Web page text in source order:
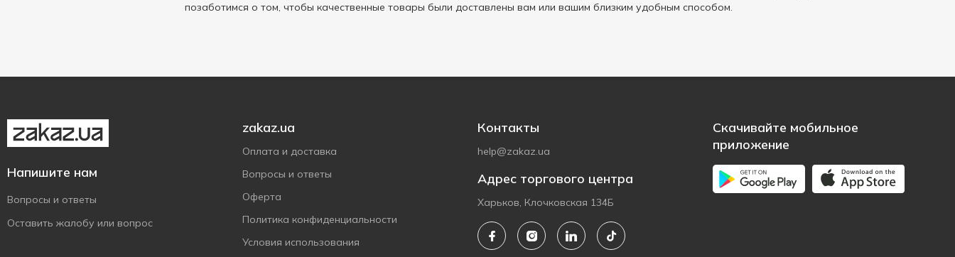
позаботимся о том, чтобы качественные товары были доставлены вам или вашим близким удобным способом.
Напишите нам
Вопросы и ответы
Оставить жалобу или вопрос
zakaz.ua
Оплата и доставка
Вопросы и ответы
Оферта
Политика конфиденциальности
Условия использования
Контакты
help@zakaz.ua
Адрес торгового центра
Харьков, Клочковская 134Б
Скачивайте мобильное
приложение